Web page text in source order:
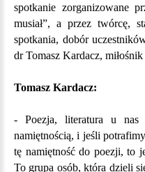
spotkanie zorganizowane
musiał”, a przez twórcę,
spotkania, dobór
dr Tomasz Kardacz,
Tomasz Kardacz:
- Poezja, literatura u
namiętnością, i jeśli
tę namiętność do poezji, to
To grupa osób, która dzieli